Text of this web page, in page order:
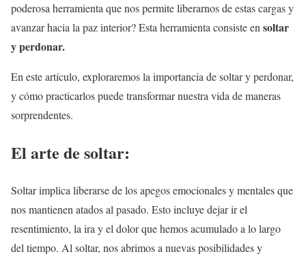
poderosa herramienta que nos permite liberarnos de estas cargas y
avanzar hacia la paz interior? Esta herramienta consiste ensoltar
y perdonar.
En este artículo, exploraremos la importancia de soltar y perdonar,
y cómo practicarlos puede transformar nuestra vida de maneras
sorprendentes.
El arte de soltar:
Soltar implica liberarse de los apegos emocionales y mentales que
nos mantienen atados al pasado. Esto incluye dejar ir el
resentimiento, la ira y el dolor que hemos acumulado a lo largo
del tiempo. Al soltar, nos abrimos a nuevas posibilidades y